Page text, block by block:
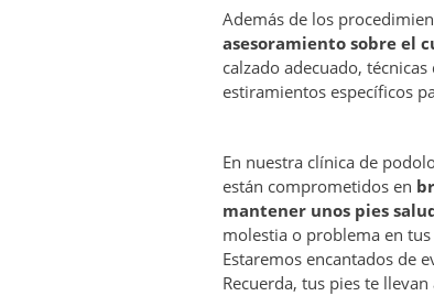
Además de los
asesoramiento sobre el
calzado adecuado,
estiramientos específicos
En nuestra clínica de
están comprometidos en
mantener unos pies
molestia o problema en tus
Estaremos encantados de
Recuerda, tus pies te